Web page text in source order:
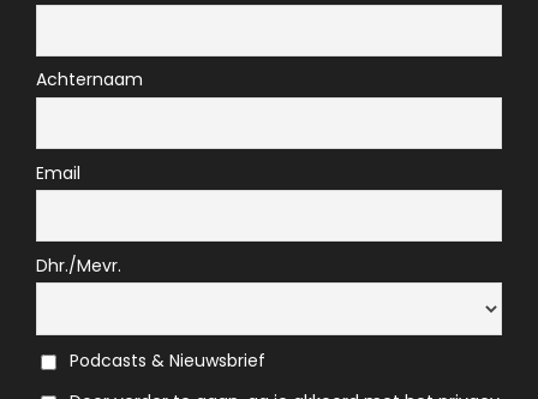
Achternaam
Email
Dhr./Mevr.
Podcasts & Nieuwsbrief